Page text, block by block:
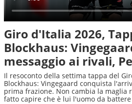
Giro d'Italia 2026,
Blockhaus:
messaggio ai rivali,
Il resoconto della settima tappa del
Blockhaus: Vingegaard conquista
prima frazione. Non cambia la maglia
fatto capire che è lui l'uomo da battere